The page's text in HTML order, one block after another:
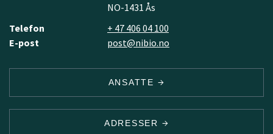
NO-1431 Ås
Telefon
+ 47 406 04 100
E-post
post@nibio.no
ANSATTE
ADRESSER